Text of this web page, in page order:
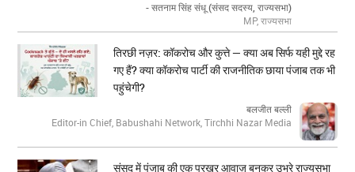
- सतनाम सिंह संधू (संसद सदस्य, राज्यसभा)
MP, राज्यसभा
तिरछी नज़र: कॉकरोच और कुत्ते — क्या अब सिर्फ यही मुद्दे रह
गए हैं? क्या कॉकरोच पार्टी की राजनीतिक छाया पंजाब तक भी
पहुंचेगी?
बलजीत बल्ली
Editor-in Chief, Babushahi Network, Tirchhi Nazar Media
संसद में पंजाब की एक प्रखर आवाज़ बनकर उभरे राज्यसभा